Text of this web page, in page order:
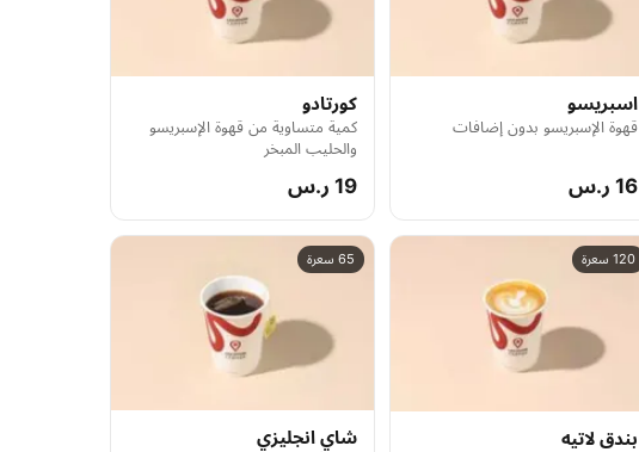
اسبريسو
قهوة الإسبريسو بدون إضافات
16 ر.س
كورتادو
كمية متساوية من قهوة الإسبريسو
والحليب المبخر
19 ر.س
120 سعرة
بندق لاتيه
65 سعرة
شاي انجليزي